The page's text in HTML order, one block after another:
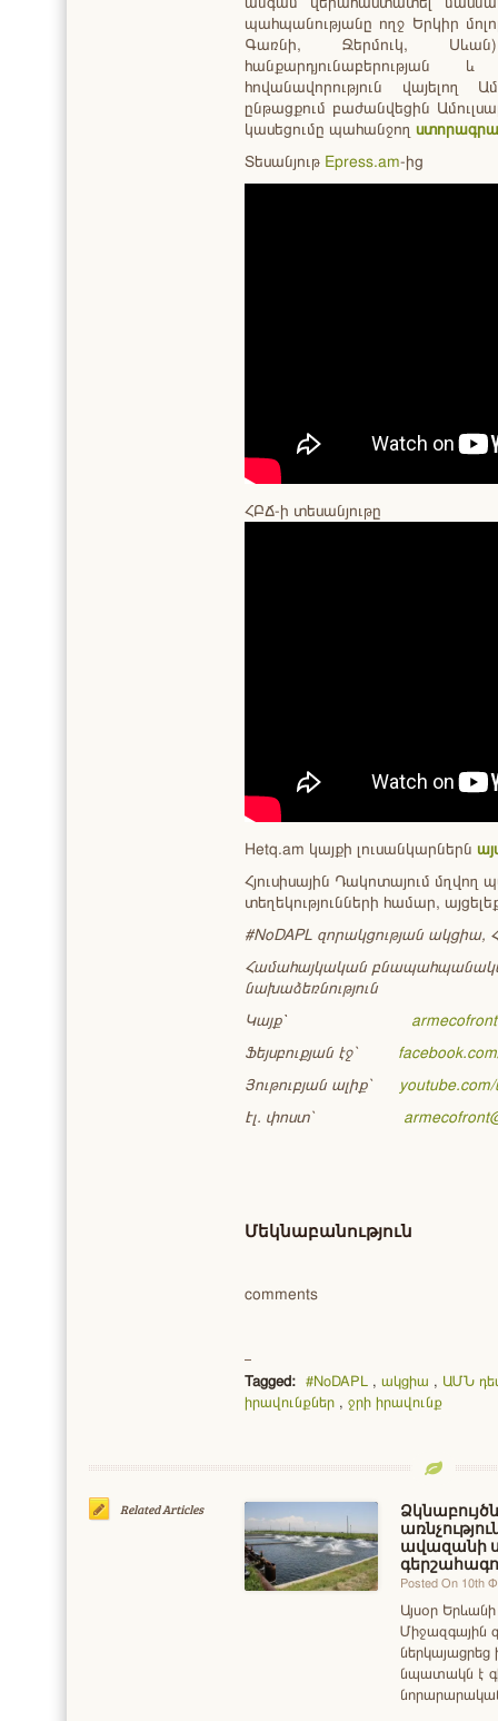
պահպանությանը ողջ Երկիր
Գառնի, Ջերմուկ,
հովանավորություն վայելող
ընթացքում բաժանվեցին
կասեցումը պահանջող
Տեսանյութ Epress.am-ից
ՀԲՃ-ի տեսանյութը
Hetq.am կայքի լուսանկարներն
Հյուսիսային Դակոտայում մղվող
տեղեկությունների համար,
#NoDAPL զորակցության
Համահայկական
նախաձեռնություն
Կայք՝
Ֆեյսբուքյան էջ`
Յութուբյան ալիք`
Էլ. փոստ`
Մեկնաբանություն
comments
Tagged: #NoDAPL , ակցիա , ԱՄՆ
իրավունքներ , ջրի իրավունք
Related Articles
ավազանի
Posted On 10th
Այսօր
Միջազգային
նպատակն է